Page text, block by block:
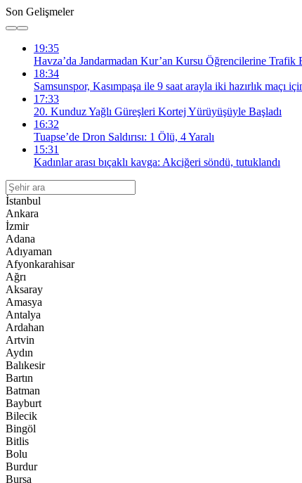
Son Gelişmeler
19:35
Havza’da Jandarmadan Kur’an Kursu Öğrencilerine Trafik
18:34
Samsunspor, Kasımpaşa ile 9 saat arayla iki hazırlık maçı
17:33
20. Kunduz Yağlı Güreşleri Kortej Yürüyüşüyle Başladı
16:32
Tuapse’de Dron Saldırısı: 1 Ölü, 4 Yaralı
15:31
Kadınlar arası bıçaklı kavga: Akciğeri söndü, tutuklandı
İstanbul
Ankara
İzmir
Adana
Adıyaman
Afyonkarahisar
Ağrı
Aksaray
Amasya
Antalya
Ardahan
Artvin
Aydın
Balıkesir
Bartın
Batman
Bayburt
Bilecik
Bingöl
Bitlis
Bolu
Burdur
Bursa